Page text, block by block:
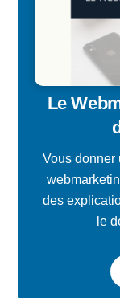
Le
Vous donner
des
le